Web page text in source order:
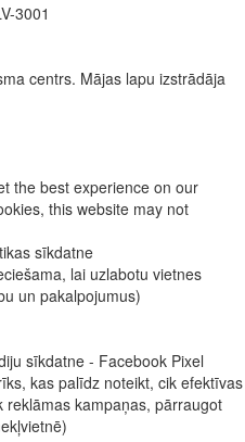
3001
centrs. Mājas lapu izstrādāja
the best experience on our
this website may not
sīkdatne
lai uzlabotu vietnes
un pakalpojumus)
sīkdatne - Facebook Pixel
kas palīdz noteikt, cik efektīvas
reklāmas kampaņas, pārraugot